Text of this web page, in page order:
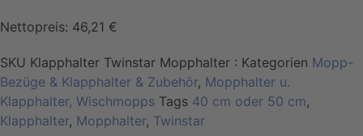
Nettopreis: 46,21 €
SKU Klapphalter Twinstar Mopphalter : Kategorien Mopp-
Bezüge & Klapphalter & Zubehör, Mopphalter u.
Klapphalter, Wischmopps Tags 40 cm oder 50 cm,
Klapphalter, Mopphalter, Twinstar